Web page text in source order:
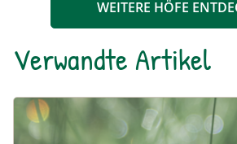
WEITERE HÖFE
Verwandte Artikel
Naturmagazin: Mit Daten für die
Mit Daten für die Vielfalt: Interview